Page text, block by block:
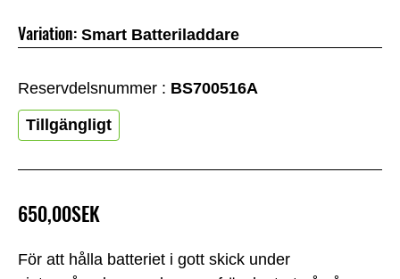
För att hålla batteriet i gott skick under
650,00SEK
Variation: Smart Batteriladdare
Reservdelsnummer : BS700516A
Tillgängligt